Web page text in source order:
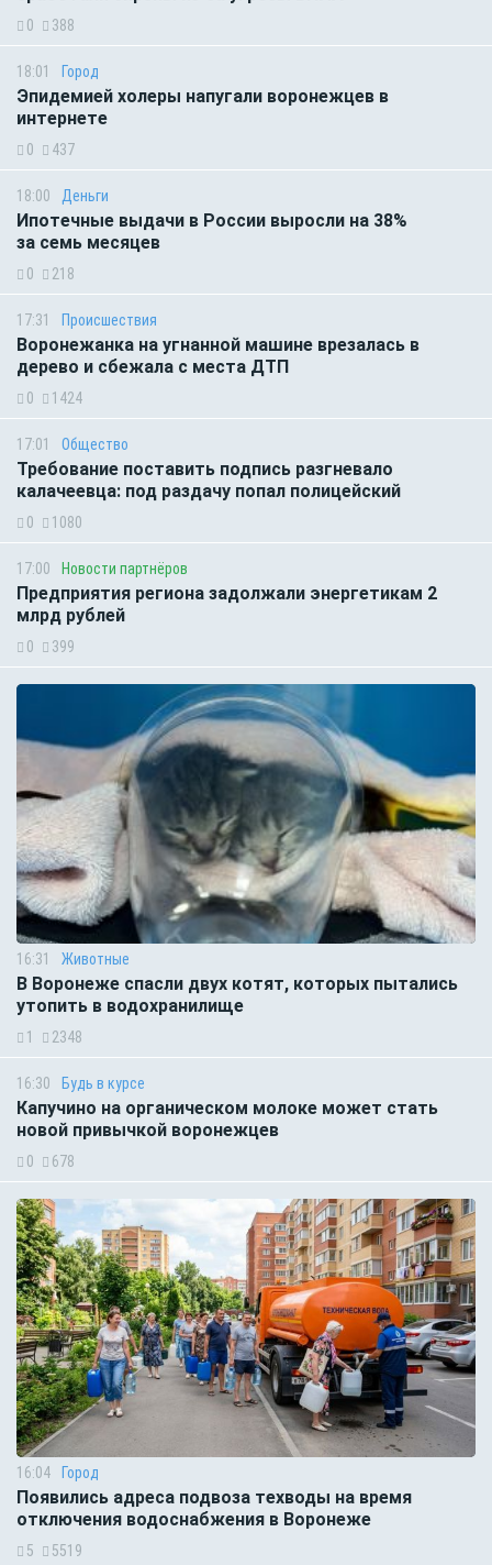
0 388
18:01 Город
Эпидемией холеры напугали воронежцев в
интернете
0 437
18:00 Деньги
Ипотечные выдачи в России выросли на 38%
за семь месяцев
0 218
17:31 Происшествия
Воронежанка на угнанной машине врезалась в
дерево и сбежала с места ДТП
0 1424
17:01 Общество
Требование поставить подпись разгневало
калачеевца: под раздачу попал полицейский
0 1080
17:00 Новости партнёров
Предприятия региона задолжали энергетикам 2
млрд рублей
0 399
16:31 Животные
В Воронеже спасли двух котят, которых пытались
утопить в водохранилище
1 2348
16:30 Будь в курсе
Капучино на органическом молоке может стать
новой привычкой воронежцев
0 678
16:04 Город
Появились адреса подвоза техводы на время
отключения водоснабжения в Воронеже
5 5519